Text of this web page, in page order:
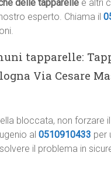
delle tapparelle e altri
esperto. Chiama il
tapparelle:
Via Cesare
bloccata, non forzare
al0510910433 per
il problema in